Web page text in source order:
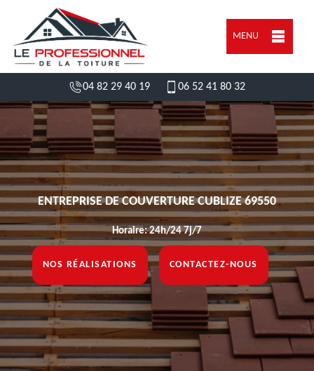
MENU
04 82 29 40 19 06 52 41 80 32
ENTREPRISE DE COUVERTURE CUBLIZE 69550
Horaire: 24h/24 7j/7
NOS RÉALISATIONS CONTACTEZ-NOUS